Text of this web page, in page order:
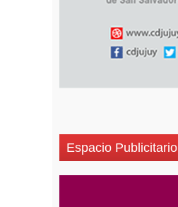
Espacio Publicitario